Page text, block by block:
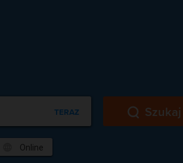
TERAZ Szukaj
Online